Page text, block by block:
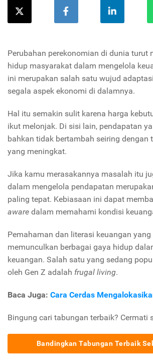
Perubahan perekonomian di dunia turut
hidup masyarakat dalam mengelola
ini merupakan salah satu wujud
segala aspek ekonomi di dalamnya.
Hal itu semakin sulit karena harga
ikut melonjak. Di sisi lain, pendapatan
bahkan tidak bertambah seiring dengan
yang meningkat.
Jika kamu merasakannya masalah itu
dalam mengelola pendapatan
paling tepat. Kebiasaan ini dapat
aware dalam memahami kondisi
Pemahaman dan literasi keuangan
memunculkan berbagai gaya hidup
keuangan. Salah satu yang sedang
oleh Gen Z adalah frugal living.
Baca Juga: Cara Cerdas
Bingung cari tabungan terbaik? Cermati
Bandingkan Tabungan Terbaik